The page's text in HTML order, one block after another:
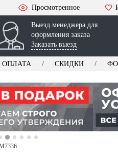
Просмотренное
Выезд менеджера для
оформления заказа
Заказать выезд
ОПЛАТА СКИДКИ